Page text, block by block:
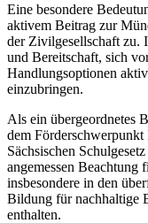
Eine besondere
aktivem Beitrag zur
der Zivilgesellschaft zu.
und Bereitschaft, sich
Handlungsoptionen
einzubringen.
Als ein übergeordnetes
dem
Sächsischen
angemessen Beachtung
insbesondere in den
Bildung für nachhaltige
enthalten.